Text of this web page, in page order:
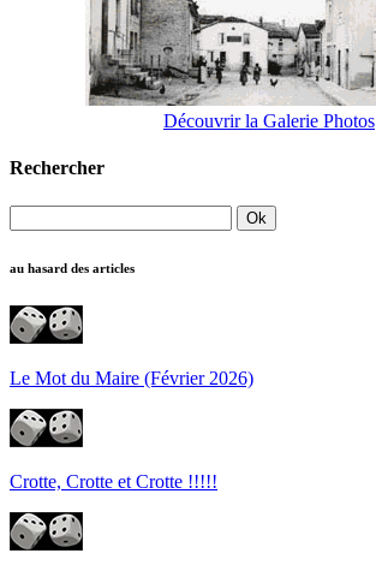
Découvrir la Galerie Photos
Rechercher
au hasard des articles
Le Mot du Maire (Février 2026)
Crotte, Crotte et Crotte !!!!!